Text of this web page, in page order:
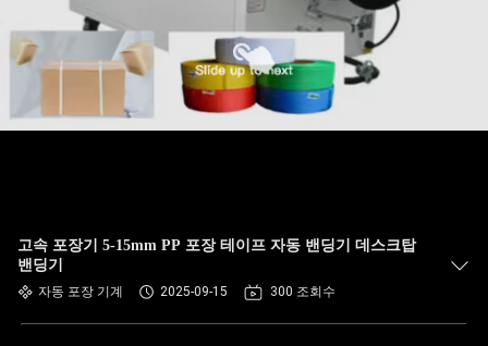
고속 포장기 5-15mm PP 포장 테이프 자동 밴딩기 데스크탑
밴딩기
자동 포장 기계 2025-09-15 300 조회수